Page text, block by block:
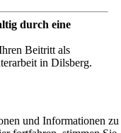
durch eine
Beitritt als
in Dilsberg.
und Informationen zu